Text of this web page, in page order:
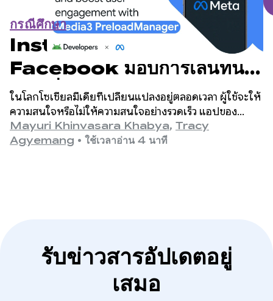
กรณีศึกษา
Instagram และ
Facebook มอบการเล่นทันที
และเพิ่มการมีส่วนร่วมของผู้ใช้
ด้วย Media3
PreloadManager
ในโลกโซเชียลมีเดียที่เปลี่ยนแปลงอยู่ตลอดเวลา ผู้ใช้จะให้
ความสนใจหรือไม่ให้ความสนใจอย่างรวดเร็ว แอปของ
Meta (Facebook และ Instagram) เป็นหนึ่งใน
แพลตฟอร์มโซเชียลที่ใหญ่ที่สุดในโลกและให้บริการผู้ใช้
Mayuri Khinvasara Khabya, Tracy
Agyemang • ใช้เวลาอ่าน 4 นาที
รับข่าวสารอัปเดตอยู่
เสมอ